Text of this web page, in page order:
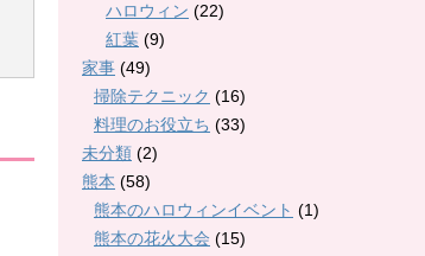
ハロウィン (22)
紅葉 (9)
家事 (49)
掃除テクニック (16)
料理のお役立ち (33)
未分類 (2)
熊本 (58)
熊本のハロウィンイベント (1)
熊本の花火大会 (15)